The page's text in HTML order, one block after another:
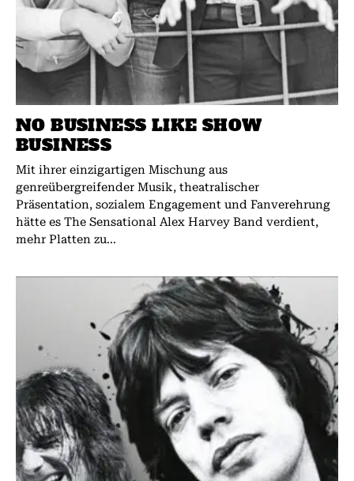
NO BUSINESS LIKE SHOW
BUSINESS
Mit ihrer einzigartigen Mischung aus
genreübergreifender Musik, theatralischer
Präsentation, sozialem Engagement und Fanverehrung
hätte es The Sensational Alex Harvey Band verdient,
mehr Platten zu...